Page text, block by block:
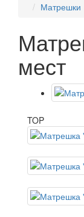
Матрешки
мест
TOP